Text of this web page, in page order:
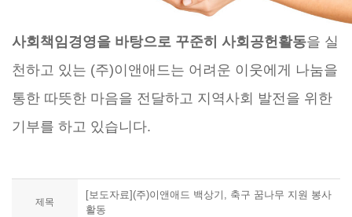
사회책임경영을 바탕으로 꾸준히 사회공헌활동을 실
천하고 있는 (주)이앤애드는 어려운 이웃에게 나눔을
통한 따뜻한 마음을 전달하고 지역사회 발전을 위한
기부를 하고 있습니다.
제목
[보도자료](주)이앤애드 백상기, 축구 꿈나무 지원 봉사
활동